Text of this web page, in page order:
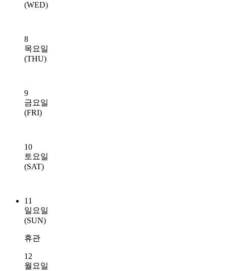
(WED)
8
목요일
(THU)
9
금요일
(FRI)
10
토요일
(SAT)
11
일요일
(SUN)
휴관
12
월요일